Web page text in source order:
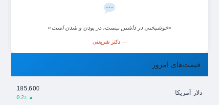
«خوشبختی در داشتن نیست، در بودن و شدن است»
— دکتر شریعتی
قیمت‌های امروز
دلار آمریکا
185,600
▲ 0.2٪